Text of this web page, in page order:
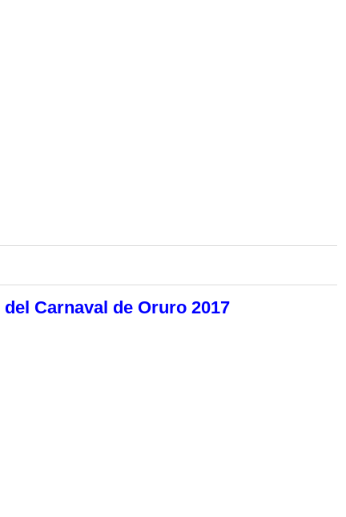
Carnaval de Oruro 2017